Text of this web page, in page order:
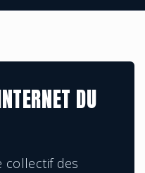
DU
collectif des